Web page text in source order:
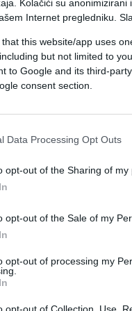
Kolačići su
Internet pregledniku.
that this website/app uses
but not limited to
to Google and its third-
consent section.
Data Processing Opt Outs
opt-out of the Sharing of my
opt-out of the Sale of my
opt-out of processing my
tih
su najavile
centra“,